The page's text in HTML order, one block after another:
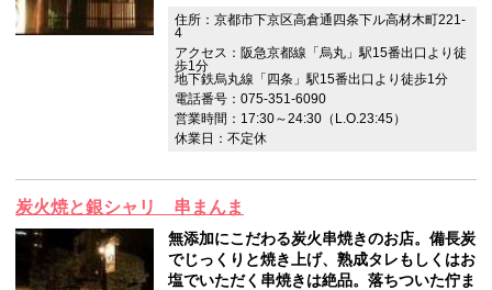
住所：京都市下京区高倉通四条下ル高材木町221-
4
アクセス：阪急京都線「烏丸」駅15番出口より徒
歩1分
地下鉄烏丸線「四条」駅15番出口より徒歩1分
電話番号：075-351-6090
営業時間：17:30～24:30（L.O.23:45）
休業日：不定休
炭火焼と銀シャリ 串まんま
無添加にこだわる炭火串焼きのお店。備長炭
でじっくりと焼き上げ、熟成タレもしくはお
塩でいただく串焼きは絶品。落ちついた佇ま